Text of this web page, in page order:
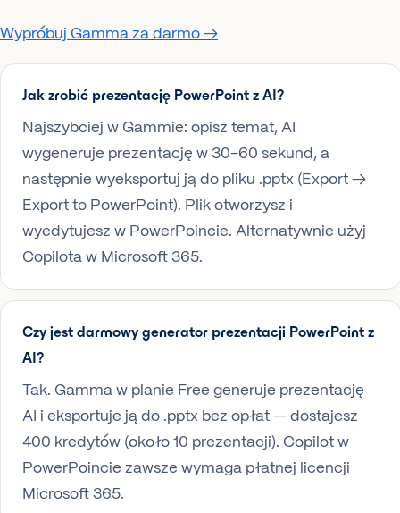
Wypróbuj Gamma za darmo →
Jak zrobić prezentację PowerPoint z AI?
Najszybciej w Gammie: opisz temat, AI
wygeneruje prezentację w 30–60 sekund, a
następnie wyeksportuj ją do pliku .pptx (Export →
Export to PowerPoint). Plik otworzysz i
wyedytujesz w PowerPoincie. Alternatywnie użyj
Copilota w Microsoft 365.
Czy jest darmowy generator prezentacji PowerPoint z
AI?
Tak. Gamma w planie Free generuje prezentację
AI i eksportuje ją do .pptx bez opłat — dostajesz
400 kredytów (około 10 prezentacji). Copilot w
PowerPoincie zawsze wymaga płatnej licencji
Microsoft 365.